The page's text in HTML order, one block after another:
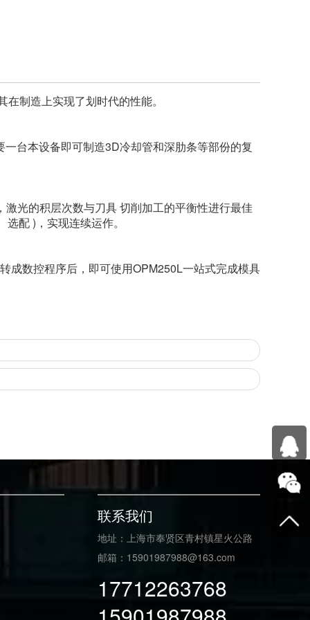
制造上实现了划时代的性能。
台本设备即可制造3D冷却管和深肋条等部份的复
光的积层次数与刀具 切削加工的平衡性进行最佳
配 )，实现连续运作。
成数控程序后，即可使用OPM250L一站式完成模具
联系我们
地址：上海市奉贤区青村镇星火公路
邮箱：15901987988@163.com
17712263768